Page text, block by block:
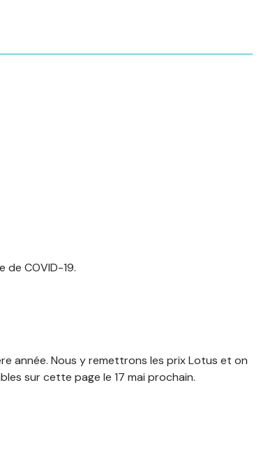
COVID-19.
année. Nous y remettrons les prix Lotus et on
sur cette page le 17 mai prochain.